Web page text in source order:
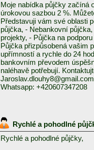
Moje nabídka půjčky začíná
úrokovou sazbou 2 %.
Představuji vám své oblasti
půjčka, - Nebankovní
projekty, - Půjčka na
Půjčka přizpůsobená vašim
upřímností a rychle do 24
bankovním převodem
naléhavě potřebují.
Jaroslav.dlouhy8@gmail.com
Whatsapp: +420607347208
Rychlé a pohodlné
Rychlé a pohodlné půjčky,